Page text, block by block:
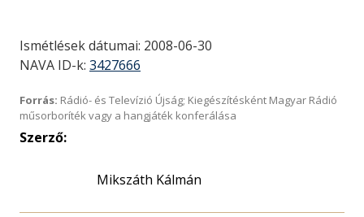
Ismétlések dátumai: 2008-06-30
NAVA ID-k: 3427666
Forrás: Rádió- és Televízió Újság; Kiegészítésként Magyar Rádió
műsorboríték vagy a hangjáték konferálása
Szerző:
Mikszáth Kálmán